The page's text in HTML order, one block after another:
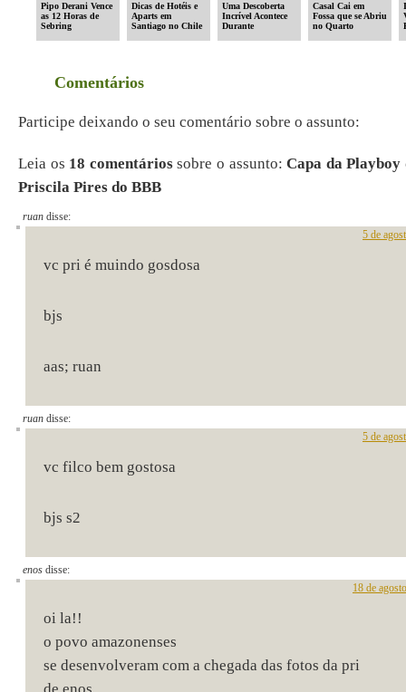
Pipo Derani Vence
as 12 Horas de
Sebring
Dicas de Hotéis e
Aparts em
Santiago no Chile
Uma Descoberta
Incrível Acontece
Durante
Casal Cai em
Fossa que se Abriu
no Quarto
Comentários
Participe deixando o seu comentário sobre o assunto:
Leia os 18 comentáriossobre o assunto:Capa da Playboy
Priscila Pires do BBB
ruan disse:
5 de
vc pri é muindo gosdosa
bjs
aas; ruan
ruan disse:
5 de
vc filco bem gostosa
bjs s2
enos disse:
18 de
oi la!!
o povo amazonenses
se desenvolveram com a chegada das fotos da pri